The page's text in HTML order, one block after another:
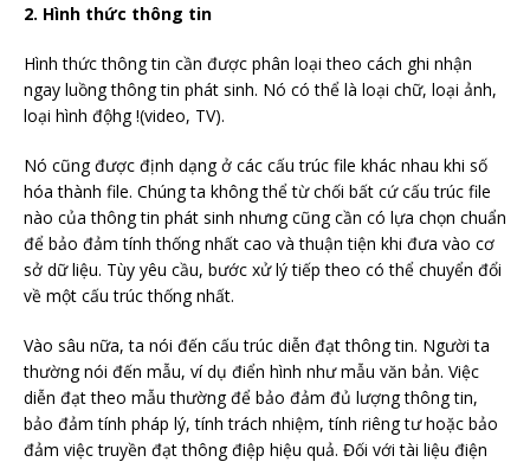
2. Hình thức thông tin
Hình thức thông tin cần được phân loại theo cách ghi nhận
ngay luồng thông tin phát sinh. Nó có thể là loại chữ, loại ảnh,
loại hình độhg !(video, TV).
Nó cũng được định dạng ở các cấu trúc file khác nhau khi số
hóa thành file. Chúng ta không thể từ chối bất cứ cấu trúc file
nào của thông tin phát sinh nhưng cũng cần có lựa chọn chuẩn
để bảo đảm tính thống nhất cao và thuận tiện khi đưa vào cơ
sở dữ liệu. Tùy yêu cầu, bước xử lý tiếp theo có thể chuyển đổi
về một cấu trúc thống nhất.
Vào sâu nữa, ta nói đến cấu trúc diễn đạt thông tin. Người ta
thường nói đến mẫu, ví dụ điển hình như mẫu văn bản. Việc
diễn đạt theo mẫu thường để bảo đảm đủ lượng thông tin,
bảo đảm tính pháp lý, tính trách nhiệm, tính riêng tư hoặc bảo
đảm việc truyền đạt thông điệp hiệu quả. Đối với tài liệu điện